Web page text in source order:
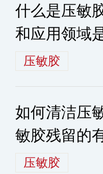
什么是压敏
和应用领域
压敏胶
如何清洁压
敏胶残留的
压敏胶